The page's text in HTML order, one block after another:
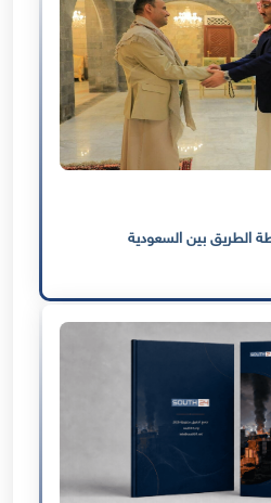
الطريق بين السعودية